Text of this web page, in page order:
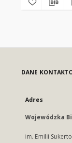
DANE
Adres
Wojewódzka
im. Emilii